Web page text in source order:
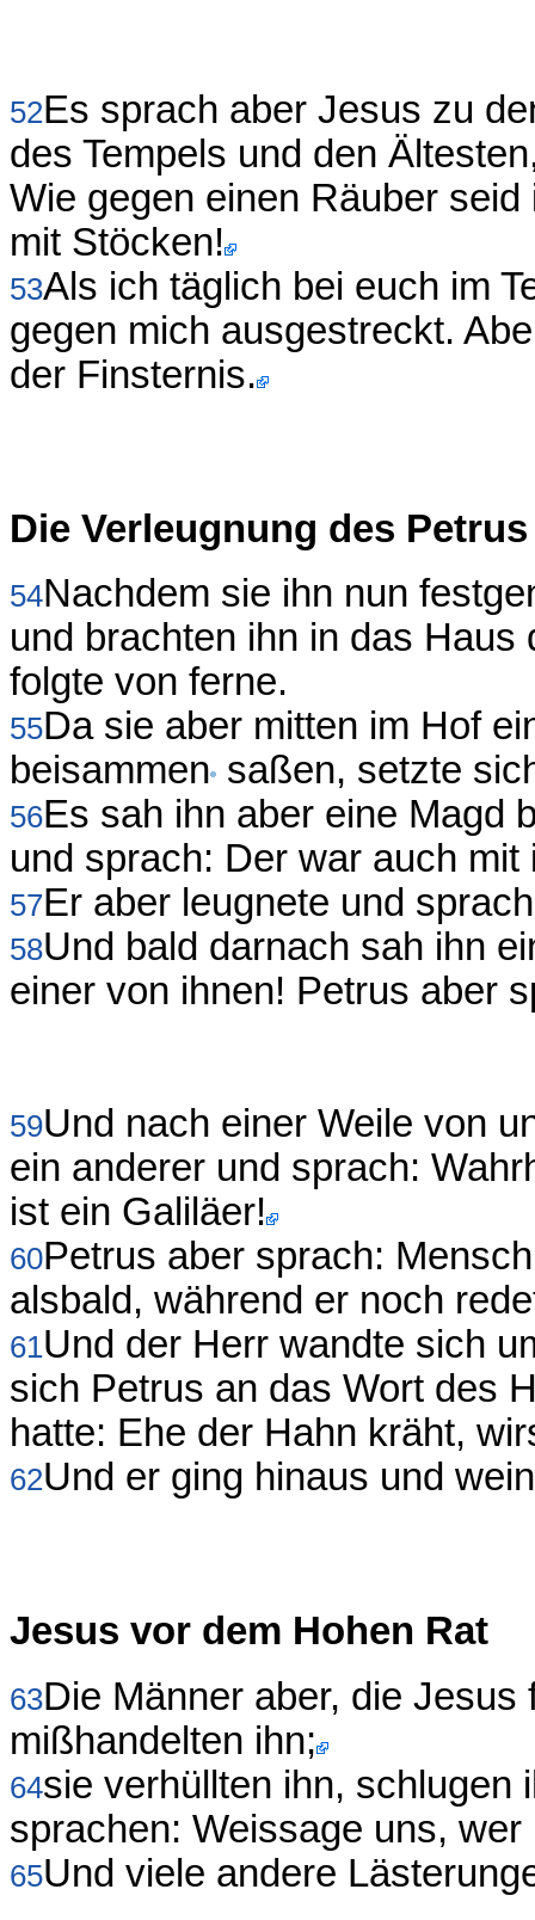
52Es sprach aber Jesus zu
des Tempels und den
Wie gegen einen Räuber
mit Stöcken!
53Als ich täglich bei euch im
gegen mich ausgestreckt.
der Finsternis.
Die Verleugnung des Petrus
54Nachdem sie ihn nun
und brachten ihn in das
folgte von ferne.
55Da sie aber mitten im Hof
beisammen saßen, setzte
56Es sah ihn aber eine Magd
und sprach: Der war auch mit
57Er aber leugnete und
58Und bald darnach sah ihn
einer von ihnen! Petrus aber
59Und nach einer Weile von
ein anderer und sprach:
ist ein Galiläer!
60Petrus aber sprach:
alsbald, während er noch
61Und der Herr wandte sich
sich Petrus an das Wort des
hatte: Ehe der Hahn kräht,
62Und er ging hinaus und
Jesus vor dem Hohen Rat
63Die Männer aber, die
mißhandelten ihn;
64sie verhüllten ihn, schlugen
sprachen: Weissage uns,
65Und viele andere